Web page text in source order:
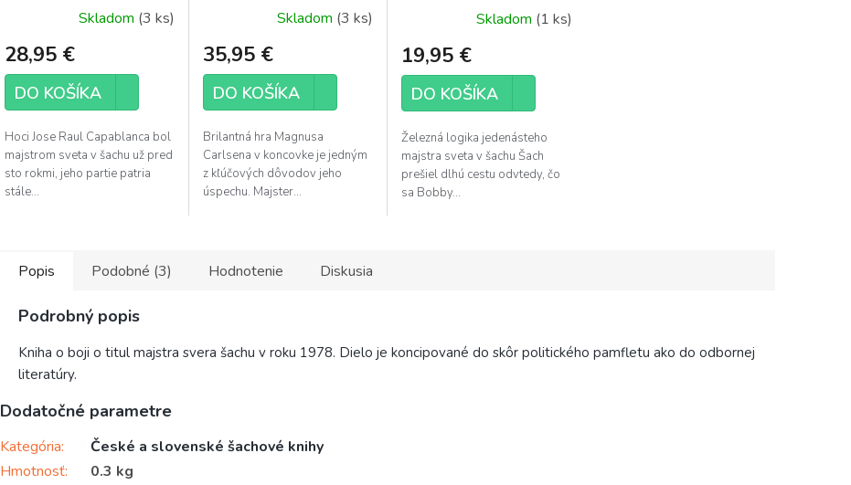
Skladom (3 ks)
28,95 €
DO KOŠÍKA
Hoci Jose Raul Capablanca bol
majstrom sveta v šachu už pred
sto rokmi, jeho partie patria
stále...
Skladom (3 ks)
35,95 €
DO KOŠÍKA
Brilantná hra Magnusa
Carlsena v koncovke je jedným
z kľúčových dôvodov jeho
úspechu. Majster...
Skladom (1 ks)
19,95 €
DO KOŠÍKA
Železná logika jedenásteho
majstra sveta v šachu Šach
prešiel dlhú cestu odvtedy, čo
sa Bobby...
Popis Podobné (3) Hodnotenie Diskusia
Podrobný popis
Kniha o boji o titul majstra svera šachu v roku 1978. Dielo je koncipované do skôr politického pamfletu ako do odbornej
literatúry.
Dodatočné parametre
Kategória:
České a slovenské šachové knihy
Hmotnosť: 0.3 kg